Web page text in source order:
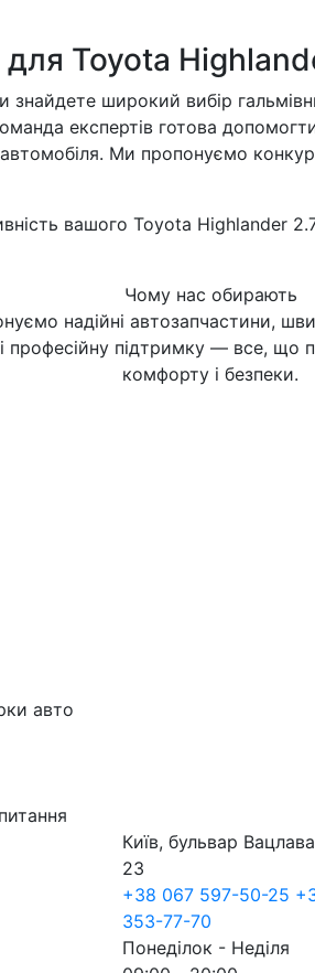
для Toyota
знайдете широкий вибір
експертів готова
Ми пропонуємо
вашого Toyota Highlander
Чому нас обирають
надійні автозапчастини,
професійну підтримку — все, що
комфорту і безпеки.
авто
Київ, бульвар
23
+38 067 597-50-25
353-77-70
Понеділок - Неділя